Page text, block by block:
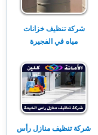
شركة تنظيف خزانات
مياه في الفجيرة
شركة تنظيف منازل رأس